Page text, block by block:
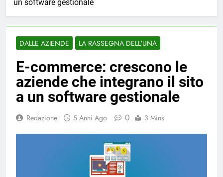
un software gestionale
DALLE AZIENDE LA RASSEGNA DELL'UNA
E-commerce: crescono le
aziende che integrano il sito
a un software gestionale
Redazione 5 Anni Ago 0 3 Mins